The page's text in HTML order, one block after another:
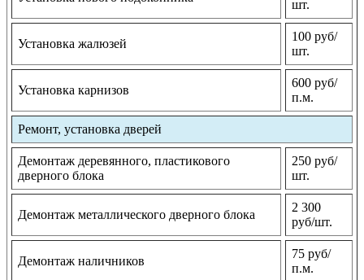
шт.
Установка жалюзей
100 руб/
шт.
Установка карнизов
600 руб/
п.м.
Ремонт, установка дверей
Демонтаж деревянного, пластикового
дверного блока
250 руб/
шт.
Демонтаж металлического дверного блока
2 300
руб/шт.
Демонтаж наличников
75 руб/
п.м.